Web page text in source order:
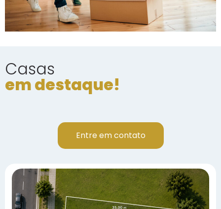
Casas
em destaque!
Entre em contato